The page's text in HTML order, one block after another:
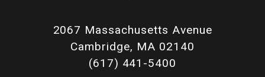
2067 Massachusetts Avenue
Cambridge, MA 02140
(617) 441-5400